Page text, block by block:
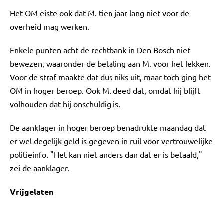
Het OM eiste ook dat M. tien jaar lang niet voor de
overheid mag werken.
Enkele punten acht de rechtbank in Den Bosch niet
bewezen, waaronder de betaling aan M. voor het lekken.
Voor de straf maakte dat dus niks uit, maar toch ging het
OM in hoger beroep. Ook M. deed dat, omdat hij blijft
volhouden dat hij onschuldig is.
De aanklager in hoger beroep benadrukte maandag dat
er wel degelijk geld is gegeven in ruil voor vertrouwelijke
politieinfo. "Het kan niet anders dan dat er is betaald,"
zei de aanklager.
Vrijgelaten